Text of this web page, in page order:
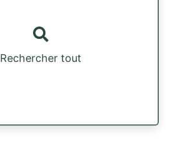
Rechercher tout